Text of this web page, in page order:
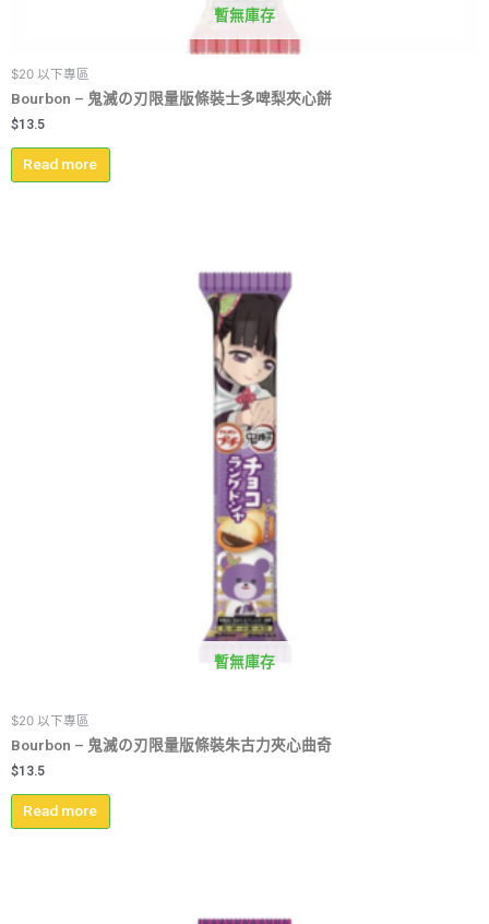
暫無庫存
$20 以下專區
Bourbon – 鬼滅の刃限量版條裝士多啤梨夾心餅
$13.5
Read more
暫無庫存
$20 以下專區
Bourbon – 鬼滅の刃限量版條裝朱古力夾心曲奇
$13.5
Read more